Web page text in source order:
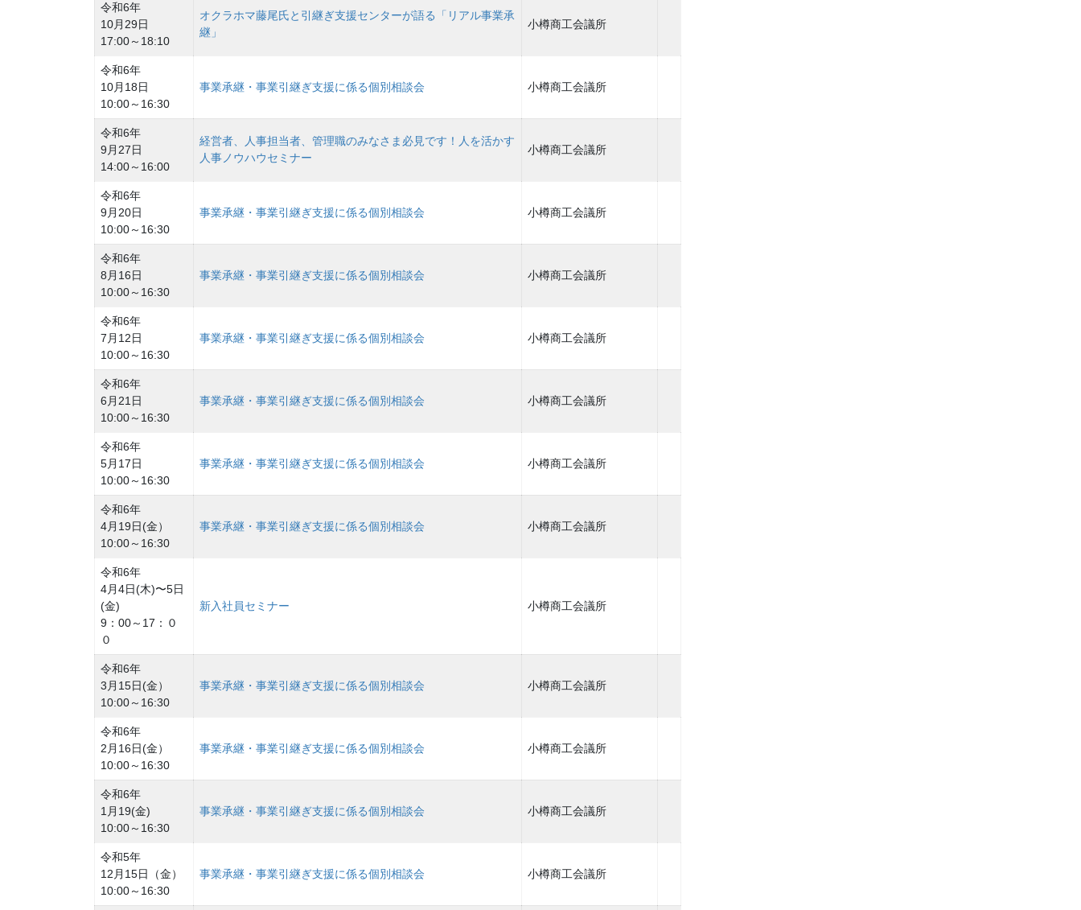
令和6年
10月29日
17:00～18:10
オクラホマ藤尾氏と引継ぎ支援センターが語る「リアル事業承
継」
小樽商工会議所
令和6年
10月18日
10:00～16:30
事業承継・事業引継ぎ支援に係る個別相談会 小樽商工会議所
令和6年
9月27日
14:00～16:00
経営者、人事担当者、管理職のみなさま必見です！人を活かす
人事ノウハウセミナー
小樽商工会議所
令和6年
9月20日
10:00～16:30
事業承継・事業引継ぎ支援に係る個別相談会 小樽商工会議所
令和6年
8月16日
10:00～16:30
事業承継・事業引継ぎ支援に係る個別相談会 小樽商工会議所
令和6年
7月12日
10:00～16:30
事業承継・事業引継ぎ支援に係る個別相談会 小樽商工会議所
令和6年
6月21日
10:00～16:30
事業承継・事業引継ぎ支援に係る個別相談会 小樽商工会議所
令和6年
5月17日
10:00～16:30
事業承継・事業引継ぎ支援に係る個別相談会 小樽商工会議所
令和6年
4月19日(金）
10:00～16:30
事業承継・事業引継ぎ支援に係る個別相談会 小樽商工会議所
令和6年
4月4日(木)〜5日
(金)
9：00～17：０
０
新入社員セミナー 小樽商工会議所
令和6年
3月15日(金）
10:00～16:30
事業承継・事業引継ぎ支援に係る個別相談会 小樽商工会議所
令和6年
2月16日(金）
10:00～16:30
事業承継・事業引継ぎ支援に係る個別相談会 小樽商工会議所
令和6年
1月19(金)
10:00～16:30
事業承継・事業引継ぎ支援に係る個別相談会 小樽商工会議所
令和5年
12月15日（金）
10:00～16:30
事業承継・事業引継ぎ支援に係る個別相談会 小樽商工会議所